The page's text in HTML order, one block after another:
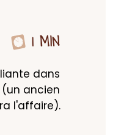
1 MIN
dans
ancien
l'affaire).